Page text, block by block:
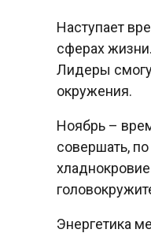
Наступает
сферах
Лидеры
окружения.
Ноябрь –
совершать,
Энергетика